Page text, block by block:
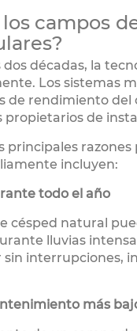
campos
dos décadas, la
Los sistemas
de rendimiento
propietarios de
principales
incluyen:
todo el año
césped natural
lluvias
interrupciones,
más